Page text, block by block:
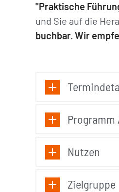
"Praktische
und Sie auf die
buchbar. Wir
Nutzen
Zielgruppe